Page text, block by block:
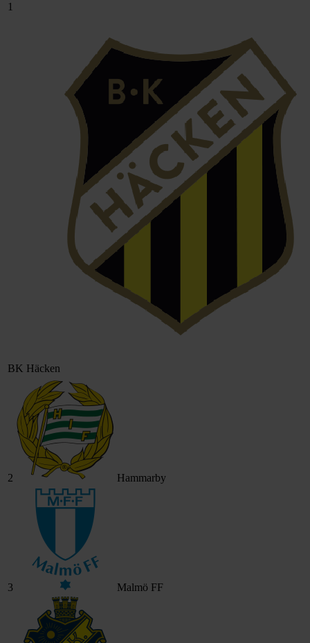
1
BK Häcken
2 Hammarby
3 Malmö FF